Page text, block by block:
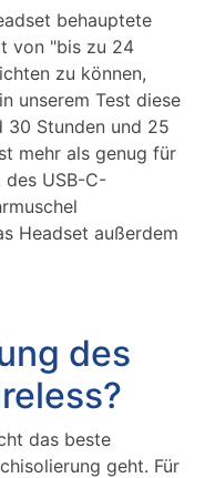
behauptete
von "bis zu 24
zu können,
unserem Test diese
Stunden und 25
mehr als genug für
des USB-C-
Headset außerdem
des
das beste
geht. Für